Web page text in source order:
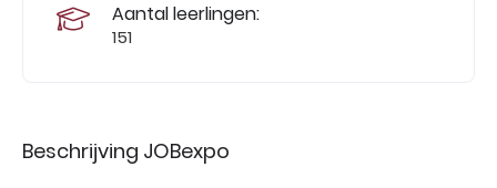
Aantal leerlingen:
151
Beschrijving JOBexpo